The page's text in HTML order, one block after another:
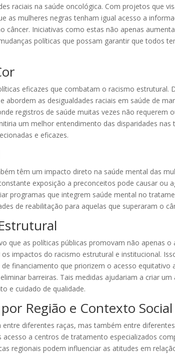
raciais na saúde oncológica. Com projetos que
as mulheres negras tenham igual acesso a
Iniciativas como estas não apenas
políticas que possam garantir que todos
eficazes que combatam o racismo estrutural.
as desigualdades raciais em saúde de
registros de saúde muitas vezes não requerem
um melhor entendimento das disparidades nas
e eficazes.
têm um impacto direto na saúde mental das
exposição a preconceitos pode causar ou
programas que integrem saúde mental no
de reabilitação para aquelas que superaram o
que as políticas públicas promovam não apenas o
impactos do racismo estrutural e institucional.
financiamento que priorizem o acesso equitativo
barreiras. Tais medidas ajudariam a criar um
e cuidado de qualidade.
Região e Contexto Social
diferentes raças, mas também entre
a centros de tratamento especializados
regionais podem influenciar as atitudes em